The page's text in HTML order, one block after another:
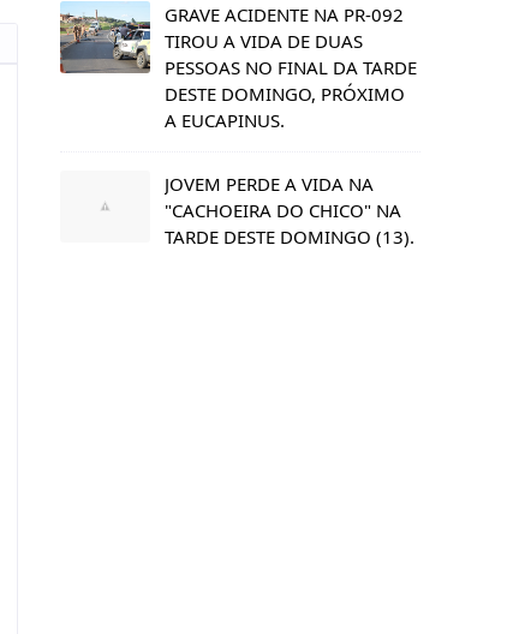
GRAVE ACIDENTE NA PR-092
TIROU A VIDA DE DUAS
PESSOAS NO FINAL DA TARDE
DESTE DOMINGO, PRÓXIMO
A EUCAPINUS.
JOVEM PERDE A VIDA NA
"CACHOEIRA DO CHICO" NA
TARDE DESTE DOMINGO (13).